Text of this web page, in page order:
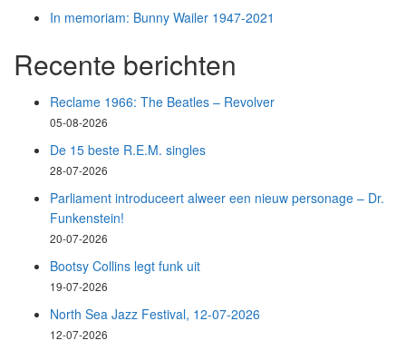
In memoriam: Bunny Wailer 1947-2021
Recente berichten
Reclame 1966: The Beatles – Revolver
05-08-2026
De 15 beste R.E.M. singles
28-07-2026
Parliament introduceert alweer een nieuw personage – Dr.
Funkenstein!
20-07-2026
Bootsy Collins legt funk uit
19-07-2026
North Sea Jazz Festival, 12-07-2026
12-07-2026